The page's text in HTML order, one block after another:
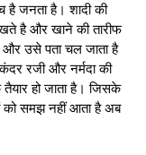
है जनता है। शादी की
है और खाने की तारीफ
और उसे पता चल जाता है
रजी और नर्मदा की
हो जाता है। जिसके
को समझ नहीं आता है अब